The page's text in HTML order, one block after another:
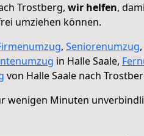
Trostberg, wir helfen,
umziehen können.
, Seniorenumzug,
in Halle Saale,
von Halle Saale nach
wenigen Minuten